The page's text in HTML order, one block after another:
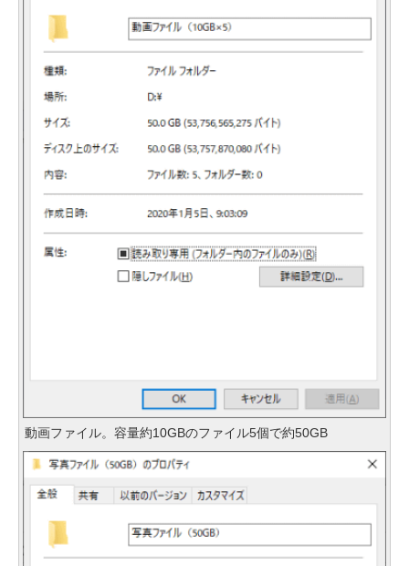
動画ファイル。容量約10GBのファイル5個で約50GB